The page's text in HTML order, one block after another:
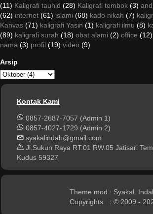
(11) Kaligrafi tauhid (28) Kaligrafi tembok (3)
(62) internet (61) islami (68) kado nikah (7)
Kanvas (71) kaligrafi Yasin (1) kaligrafi ilmu (8)
(89) kaligrafi surah (18) obat alami (2) office (12)
nama (3) profil (19) video (9)
Arsip
Kontak Kami
0857-2687-7057 (Admin 1)
0857-4027-1729 (Admin 2)
syakalindah@gmail.com
Jl.Sukun Raya RT.01 RW.05 Jatisari
Kudus 59327
Theme mod
Copyrights
: SyakaL
: © 2009 -